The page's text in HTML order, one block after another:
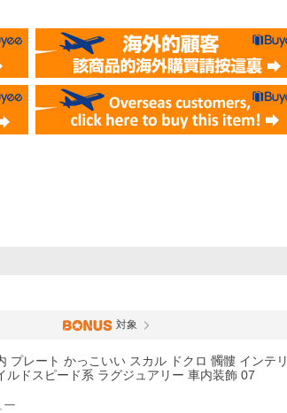
対象
プレート かっこいい スカル ドクロ 髑髏 インテリ
ルドスピード系 ラグジュアリー 車内装飾 07
ー